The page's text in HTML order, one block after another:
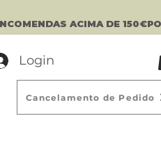
Login
Cancelamento de Pedido